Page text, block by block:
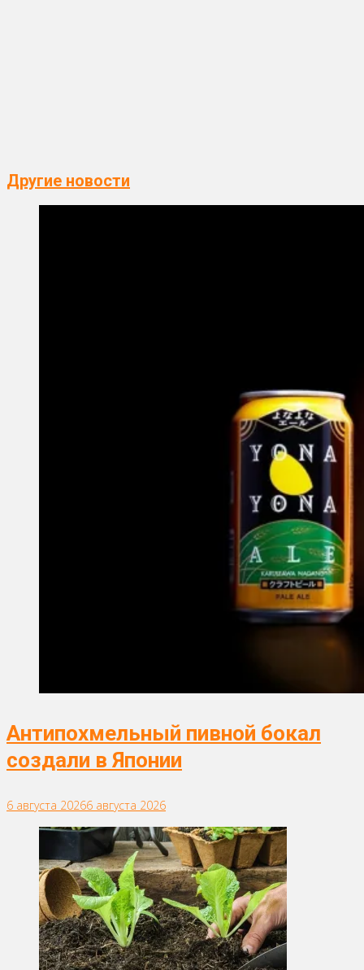
Другие новости
Антипохмельный пивной бокал
создали в Японии
6 августа 20266 августа 2026